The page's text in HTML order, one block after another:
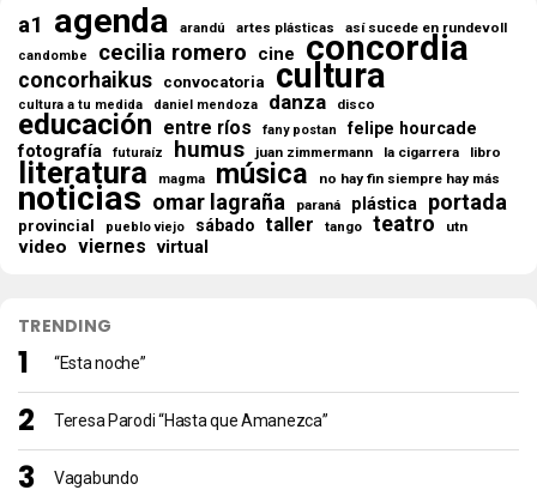
a1 agenda arandú artes plásticas así sucede en rundevoll
candombe cecilia romero cine concordia
concorhaikus convocatoria cultura
cultura a tu medida daniel mendoza danza disco
educación entre ríos fany postan felipe hourcade
fotografía futuraíz humus juan zimmermann la cigarrera libro
literatura magma música no hay fin siempre hay más
noticias omar lagraña paraná plástica portada
provincial pueblo viejo sábado taller tango teatro utn
video viernes virtual
TRENDING
“Esta noche”
Teresa Parodi “Hasta que Amanezca”
Vagabundo